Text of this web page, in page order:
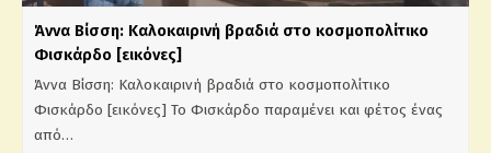
Άννα Βίσση: Καλοκαιρινή βραδιά στο κοσμοπολίτικο
Φισκάρδο [εικόνες]
Άννα Βίσση: Καλοκαιρινή βραδιά στο κοσμοπολίτικο
Φισκάρδο [εικόνες] Το Φισκάρδο παραμένει και φέτος ένας
από…